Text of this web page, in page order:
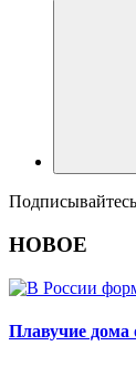
НОВОЕ
Плавучие дома